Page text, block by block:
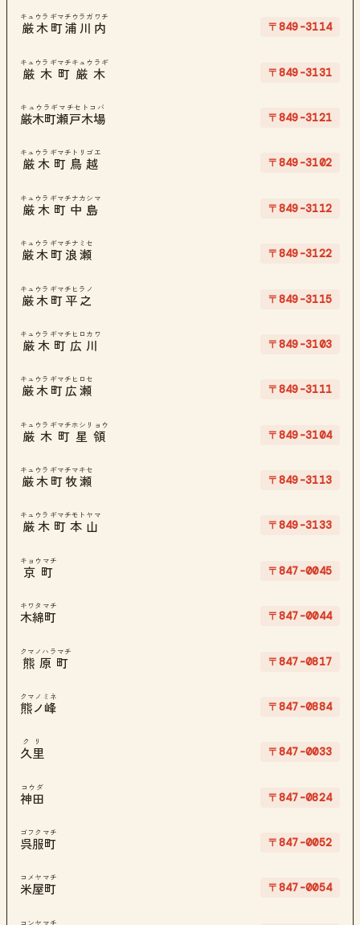
厳木町浦川内
キュウラギマチウラガワチ
〒849-3114
厳木町厳木
キュウラギマチキュウラギ
〒849-3131
厳木町瀬戸木場
キュウラギマチセトコバ
〒849-3121
厳木町鳥越
キュウラギマチトリゴエ
〒849-3102
厳木町中島
キュウラギマチナカシマ
〒849-3112
厳木町浪瀬
キュウラギマチナミセ
〒849-3122
厳木町平之
キュウラギマチヒラノ
〒849-3115
厳木町広川
キュウラギマチヒロカワ
〒849-3103
厳木町広瀬
キュウラギマチヒロセ
〒849-3111
厳木町星領
キュウラギマチホシリョウ
〒849-3104
厳木町牧瀬
キュウラギマチマキセ
〒849-3113
厳木町本山
キュウラギマチモトヤマ
〒849-3133
京町
キョウマチ
〒847-0045
木綿町
キワタマチ
〒847-0044
熊原町
クマノハラマチ
〒847-0817
熊ノ峰
クマノミネ
〒847-0884
久里
クリ
〒847-0033
神田
コウダ
〒847-0824
呉服町
ゴフクマチ
〒847-0052
米屋町
コメヤマチ
〒847-0054
コンヤマチ